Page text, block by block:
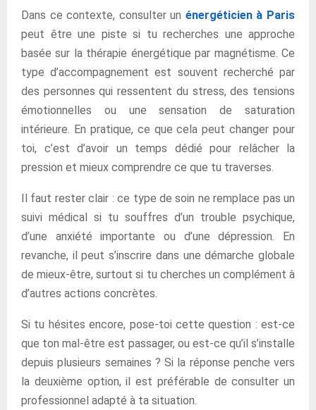
Dans ce contexte, consulter un énergéticien à Paris
peut être une piste si tu recherches une approche
basée sur la thérapie énergétique par magnétisme. Ce
type d’accompagnement est souvent recherché par
des personnes qui ressentent du stress, des tensions
émotionnelles ou une sensation de saturation
intérieure. En pratique, ce que cela peut changer pour
toi, c’est d’avoir un temps dédié pour relâcher la
pression et mieux comprendre ce que tu traverses.
Il faut rester clair : ce type de soin ne remplace pas un
suivi médical si tu souffres d’un trouble psychique,
d’une anxiété importante ou d’une dépression. En
revanche, il peut s’inscrire dans une démarche globale
de mieux-être, surtout si tu cherches un complément à
d’autres actions concrètes.
Si tu hésites encore, pose-toi cette question : est-ce
que ton mal-être est passager, ou est-ce qu’il s’installe
depuis plusieurs semaines ? Si la réponse penche vers
la deuxième option, il est préférable de consulter un
professionnel adapté à ta situation.